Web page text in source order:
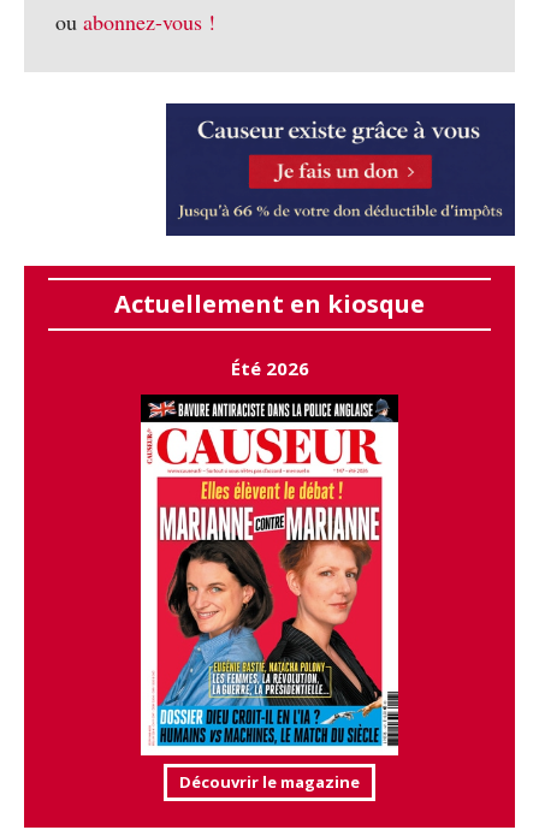
ou abonnez-vous !
Actuellement en kiosque
Été 2026
Découvrir le magazine